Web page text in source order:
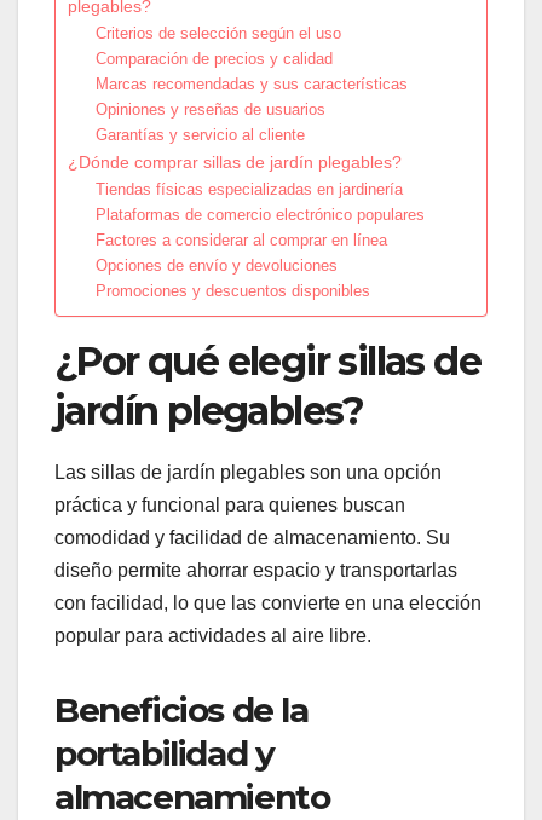
plegables?
Criterios de selección según el uso
Comparación de precios y calidad
Marcas recomendadas y sus características
Opiniones y reseñas de usuarios
Garantías y servicio al cliente
¿Dónde comprar sillas de jardín plegables?
Tiendas físicas especializadas en jardinería
Plataformas de comercio electrónico populares
Factores a considerar al comprar en línea
Opciones de envío y devoluciones
Promociones y descuentos disponibles
¿Por qué elegir sillas de
jardín plegables?
Las sillas de jardín plegables son una opción
práctica y funcional para quienes buscan
comodidad y facilidad de almacenamiento. Su
diseño permite ahorrar espacio y transportarlas
con facilidad, lo que las convierte en una elección
popular para actividades al aire libre.
Beneficios de la
portabilidad y
almacenamiento